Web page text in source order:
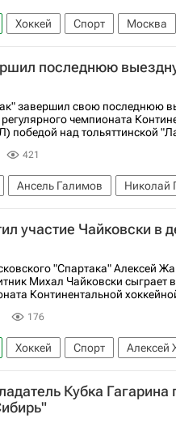
Хоккей Спорт Москва
Северсталь КХЛ
последнюю
завершил свою последнюю
чемпионата
победой над тольяттинской
421
Ансель Галимов Николай
(Москва) КХЛ 2025-2026
участие Чайковски в
"Спартака" Алексей
Михал Чайковски сыграет
Континентальной
176
Хоккей Спорт Алексей
ХК Спартак (Москва)
Кубка